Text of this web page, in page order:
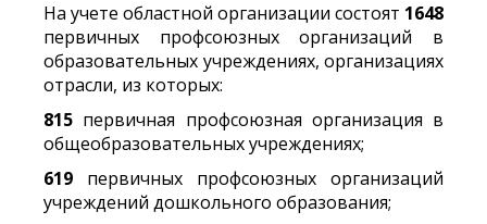
На учете областной организации состоят 1648
первичных профсоюзных организаций в
образовательных учреждениях, организациях
отрасли, из которых:
815 первичная профсоюзная организация в
общеобразовательных учреждениях;
619 первичных профсоюзных организаций
учреждений дошкольного образования;